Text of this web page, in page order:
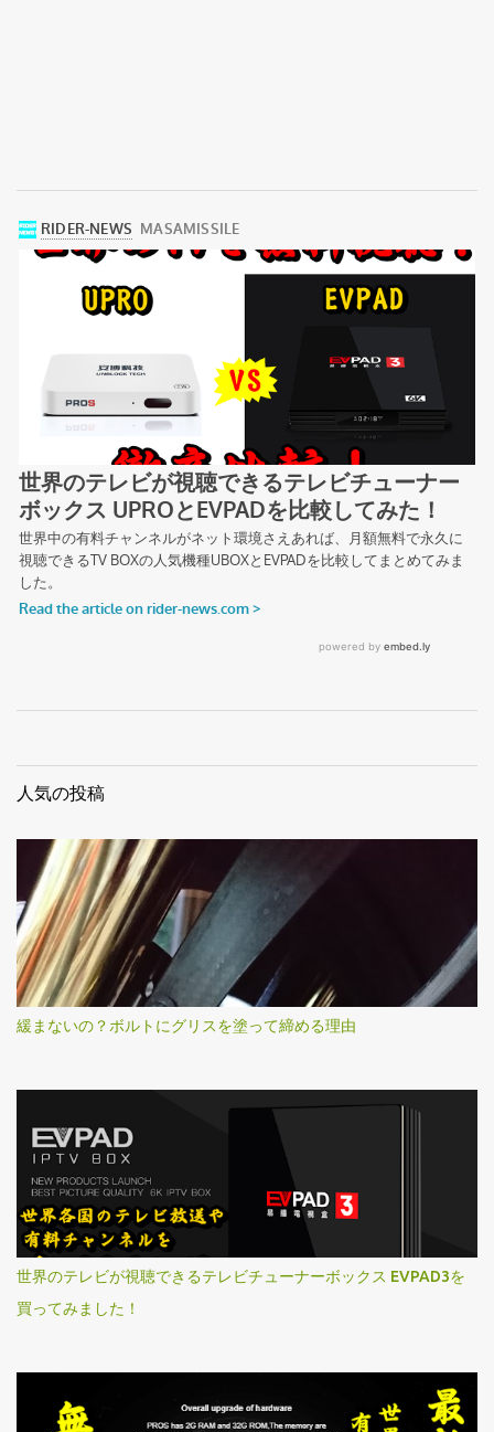
人気の投稿
緩まないの？ボルトにグリスを塗って締める理由
世界のテレビが視聴できるテレビチューナーボックス EVPAD3を
買ってみました！